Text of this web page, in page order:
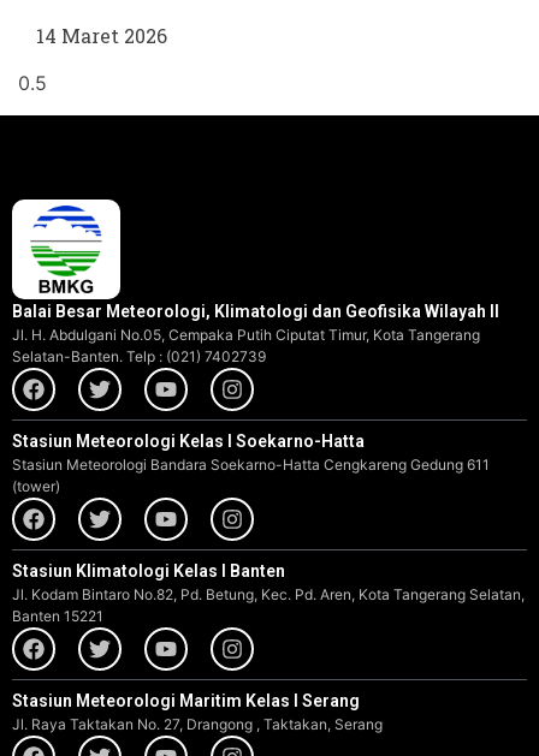
14 Maret 2026
Balai Besar Meteorologi, Klimatologi dan Geofisika Wilayah II
Jl. H. Abdulgani No.05, Cempaka Putih Ciputat Timur, Kota Tangerang
Selatan-Banten. Telp : (021) 7402739
Stasiun Meteorologi Kelas I Soekarno-Hatta
Stasiun Meteorologi Bandara Soekarno-Hatta Cengkareng Gedung 611
(tower)
Stasiun Klimatologi Kelas I Banten
Jl. Kodam Bintaro No.82, Pd. Betung, Kec. Pd. Aren, Kota Tangerang Selatan,
Banten 15221
Stasiun Meteorologi Maritim Kelas I Serang
Jl. Raya Taktakan No. 27, Drangong , Taktakan, Serang